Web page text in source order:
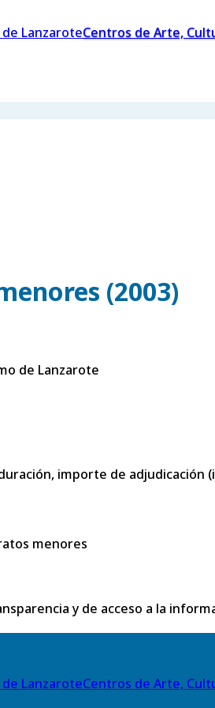
Centros de Arte,
(2003)
de Lanzarote
importe de
menores
y de acceso a la
Centros de Arte,